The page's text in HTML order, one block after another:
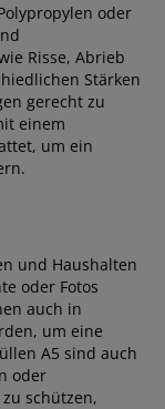
oder
Risse, Abrieb
Stärken
gerecht zu
einem
um ein
und Haushalten
oder Fotos
auch in
um eine
A5 sind auch
oder
schützen,